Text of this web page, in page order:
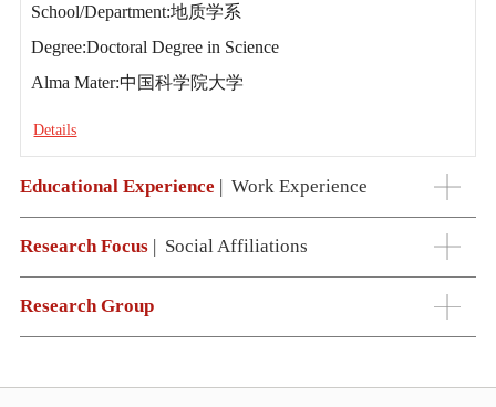
School/Department:地质学系
Degree:Doctoral Degree in Science
Alma Mater:中国科学院大学
Details
Educational Experience | Work Experience
Research Focus| Social Affiliations
Research Group